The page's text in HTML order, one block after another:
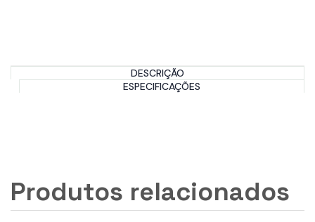
DESCRIÇÃO
ESPECIFICAÇÕES
Produtos relacionados